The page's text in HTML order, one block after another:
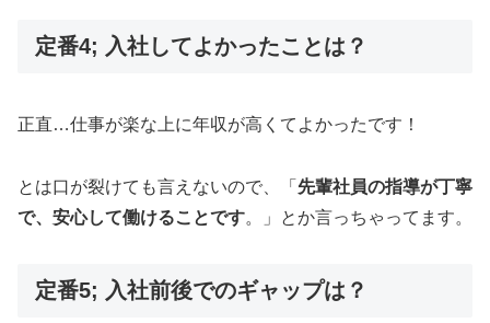
定番4; 入社してよかったことは？
正直…仕事が楽な上に年収が高くてよかったです！
とは口が裂けても言えないので、「 先輩社員の指導が丁寧
で、安心して働けることです。」とか言っちゃってます。
定番5; 入社前後でのギャップは？